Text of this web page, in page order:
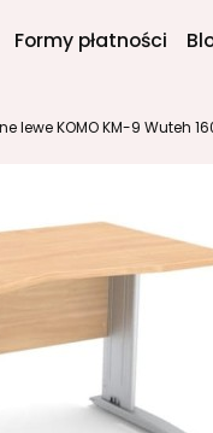
Formy płatności
lewe KOMO KM-9 Wuteh